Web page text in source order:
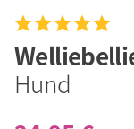
Hund